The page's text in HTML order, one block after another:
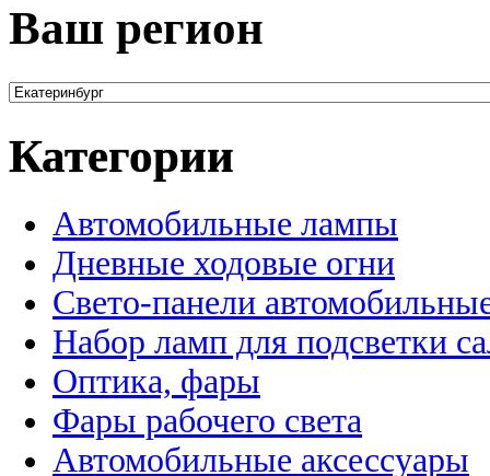
Ваш регион
Категории
Автомобильные лампы
Дневные ходовые огни
Свето-панели
Набор ламп для подсветки
Оптика, фары
Фары рабочего света
Автомобильные аксессуары